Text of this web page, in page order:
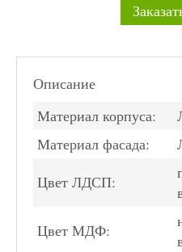
Описание
Материал корпуса:
Материал фасада:
Цвет ЛДСП:
Цвет МДФ: